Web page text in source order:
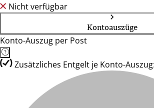
Nicht verfügbar
Kontoauszüge
Konto-Auszug per Post
Zusätzliches Entgelt je Konto-